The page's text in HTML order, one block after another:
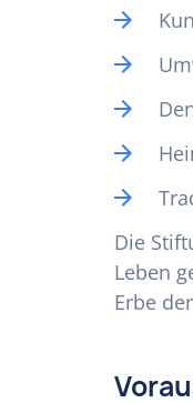
Die
Leben
Erbe